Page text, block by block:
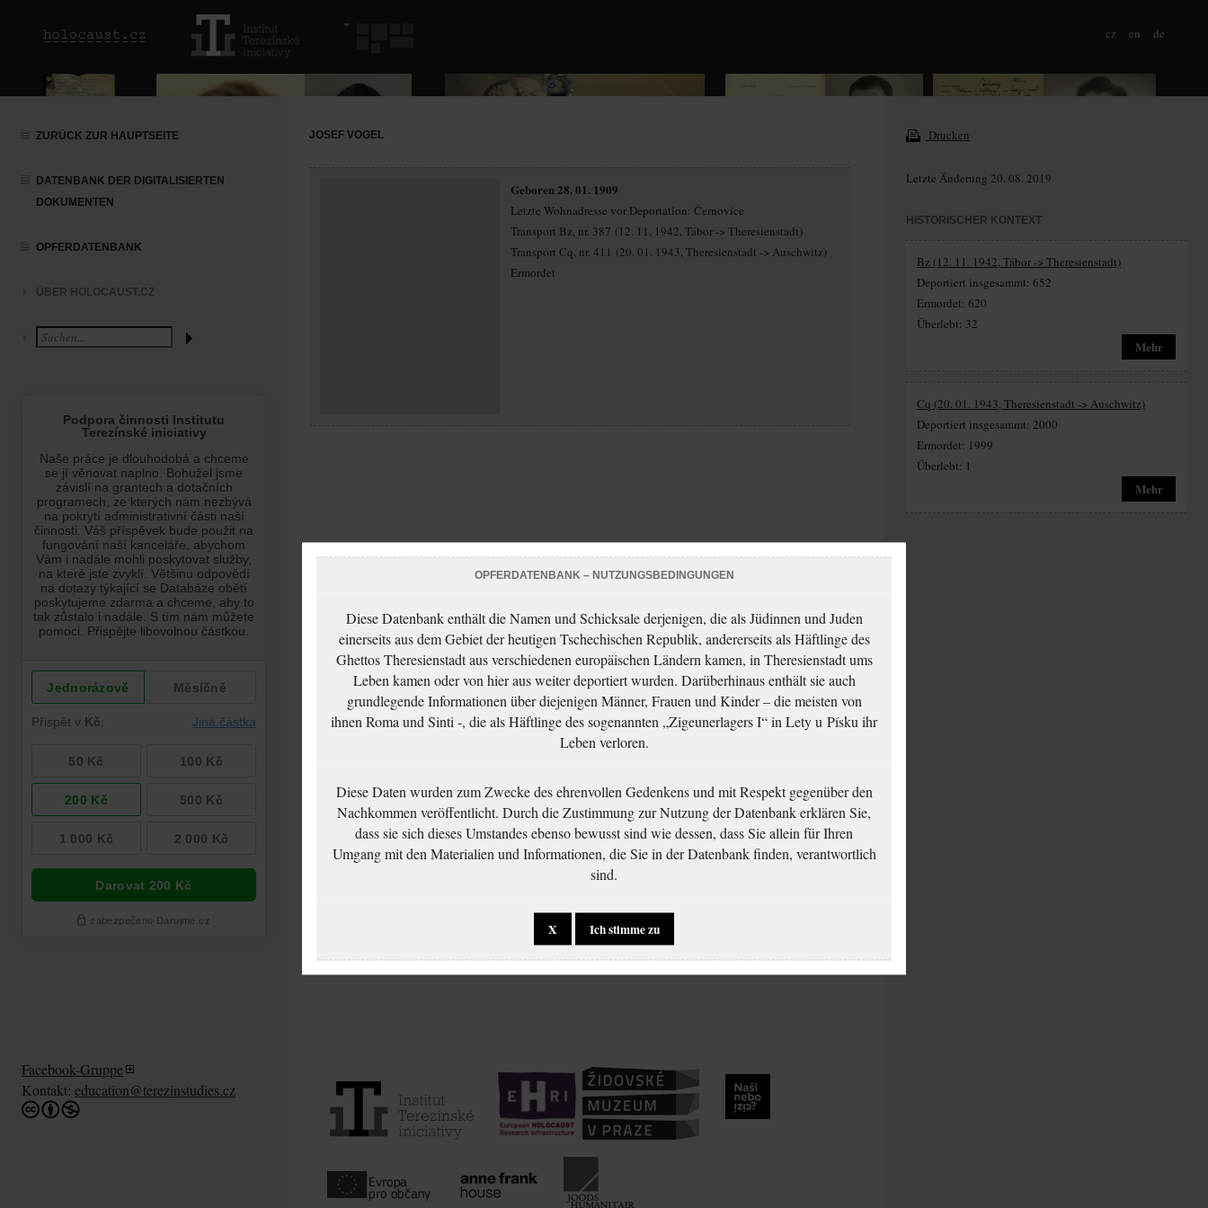
cz en de
ZURÜCK ZUR HAUPTSEITE
DATENBANK DER DIGITALISIERTEN
DOKUMENTEN
OPFERDATENBANK
ÜBER HOLOCAUST.CZ
JOSEF VOGEL
Geboren 28. 01. 1909
Letzte Wohnadresse vor Deportation: Černovice
Transport Bz, nr. 387 (12. 11. 1942, Tábor -> Theresienstadt)
Transport Cq, nr. 411 (20. 01. 1943, Theresienstadt -> Auschwitz)
Ermordet
Drucken
Letzte Änderung 20. 08. 2019
HISTORISCHER KONTEXT
Bz (12. 11. 1942, Tábor -> Theresienstadt)
Deportiert insgesammt: 652
Ermordet: 620
Überlebt: 32
Mehr
Cq (20. 01. 1943, Theresienstadt -> Auschwitz)
Deportiert insgesammt: 2000
Ermordet: 1999
Überlebt: 1
Mehr
Facebook-Gruppe
Kontakt: education@terezinstudies.cz
OPFERDATENBANK – NUTZUNGSBEDINGUNGEN
Diese Datenbank enthält die Namen und Schicksale derjenigen, die als Jüdinnen und Juden
einerseits aus dem Gebiet der heutigen Tschechischen Republik, andererseits als Häftlinge des
Ghettos Theresienstadt aus verschiedenen europäischen Ländern kamen, in Theresienstadt ums
Leben kamen oder von hier aus weiter deportiert wurden. Darüberhinaus enthält sie auch
grundlegende Informationen über diejenigen Männer, Frauen und Kinder – die meisten von
ihnen Roma und Sinti -, die als Häftlinge des sogenannten „Zigeunerlagers I“ in Lety u Písku ihr
Leben verloren.
Diese Daten wurden zum Zwecke des ehrenvollen Gedenkens und mit Respekt gegenüber den
Nachkommen veröffentlicht. Durch die Zustimmung zur Nutzung der Datenbank erklären Sie,
dass sie sich dieses Umstandes ebenso bewusst sind wie dessen, dass Sie allein für Ihren
Umgang mit den Materialien und Informationen, die Sie in der Datenbank finden, verantwortlich
sind.
X Ich stimme zu